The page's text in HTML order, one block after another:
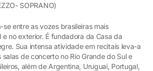
SOPRANO)
se entre as vozes brasileiras mais
e no exterior. É fundadora da Casa da
Sua intensa atividade em recitais leva-a
de concerto no Rio Grande do Sul e
além de Argentina, Uruguai, Portugal,